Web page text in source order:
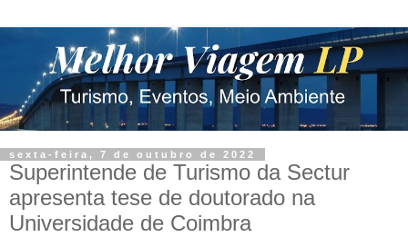
sexta-feira, 7 de outubro de 2022
Superintende de Turismo da Sectur
apresenta tese de doutorado na
Universidade de Coimbra